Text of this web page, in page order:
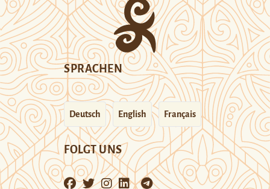
SPRACHEN
Deutsch English Français
FOLGT UNS